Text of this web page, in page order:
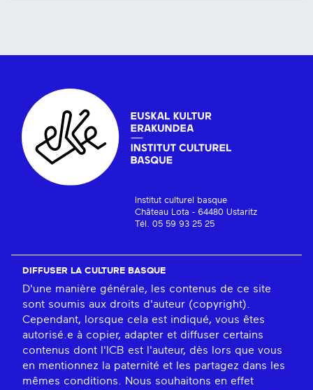
Institut culturel basque
Château Lota - 64480 Ustaritz
Tél. 05 59 93 25 25
DIFFUSER LA CULTURE BASQUE
D'une manière générale, les contenus de ce site
sont soumis aux droits d'auteur (copyright).
Cependant, lorsque cela est indiqué, vous êtes
autorisé.e à copier, adapter et diffuser certains
contenus dont l'ICB est l'auteur, dès lors que vous
en mentionnez la paternité et les partagez dans les
mêmes conditions. Nous souhaitons en effet